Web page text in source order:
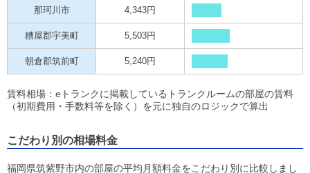
那珂川市 4,343円
糟屋郡宇美町 5,503円
朝倉郡筑前町 5,240円
賃料相場：eトランクに掲載しているトランクルームの部屋の賃料
（初期費用・手数料等を除く）を元に独自のロジックで算出
こだわり別の相場料金
福岡県筑紫野市内の部屋の平均月額料金をこだわり別に比較しまし